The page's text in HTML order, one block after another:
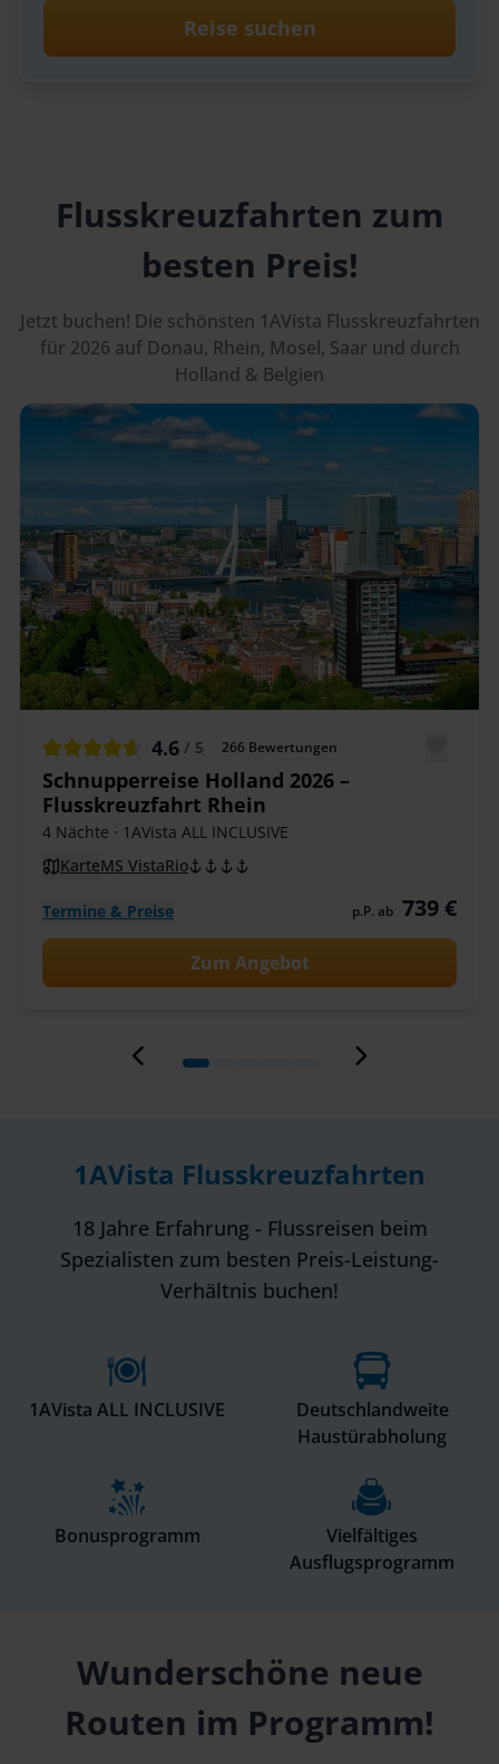
Reise suchen
Flusskreuzfahrten zum
besten Preis!
Jetzt buchen! Die schönsten 1AVista Flusskreuzfahrten
für 2026 auf Donau, Rhein, Mosel, Saar und durch
Holland & Belgien
4.6 / 5 266 Bewertungen
Schnupperreise Holland 2026 –
Flusskreuzfahrt Rhein
4 Nächte · 1AVista ALL INCLUSIVE
KarteMS VistaRio
Termine & Preise p.P. ab 739 €
Zum Angebot
1AVista Flusskreuzfahrten
18 Jahre Erfahrung - Flussreisen beim
Spezialisten zum besten Preis-Leistung-
Verhältnis buchen!
1AVista ALL INCLUSIVE
Deutschlandweite
Haustürabholung
Bonusprogramm
Vielfältiges
Ausflugsprogramm
Wunderschöne neue
Routen im Programm!